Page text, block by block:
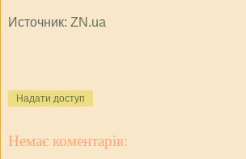
Источник: ZN.ua
Надати доступ
Немає коментарів: